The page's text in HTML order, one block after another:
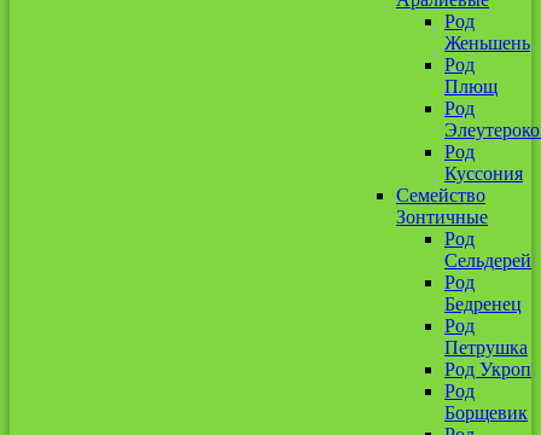
Род
Женьшень
Род
Плющ
Род
Род
Куссония
Семейство
Зонтичные
Род
Сельдерей
Род
Бедренец
Род
Петрушка
Род Укроп
Род
Борщевик